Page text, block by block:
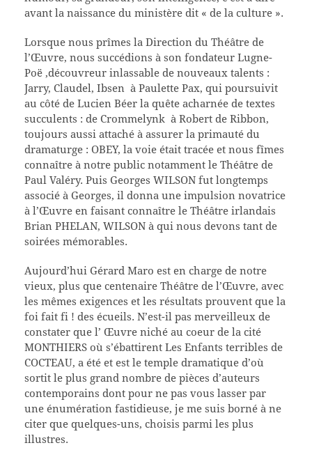
avant la naissance du ministère dit « de la culture ».
Lorsque nous prîmes la Direction du Théâtre de
l’Œuvre, nous succédions à son fondateur Lugne-
Poë ,découvreur inlassable de nouveaux talents :
Jarry, Claudel, Ibsen à Paulette Pax, qui poursuivit
au côté de Lucien Béer la quête acharnée de textes
succulents : de Crommelynk à Robert de Ribbon,
toujours aussi attaché à assurer la primauté du
dramaturge : OBEY, la voie était tracée et nous fîmes
connaître à notre public notamment le Théâtre de
Paul Valéry. Puis Georges WILSON fut longtemps
associé à Georges, il donna une impulsion novatrice
à l’Œuvre en faisant connaître le Théâtre irlandais
Brian PHELAN, WILSON à qui nous devons tant de
soirées mémorables.
Aujourd’hui Gérard Maro est en charge de notre
vieux, plus que centenaire Théâtre de l’Œuvre, avec
les mêmes exigences et les résultats prouvent que la
foi fait fi ! des écueils. N’est-il pas merveilleux de
constater que l’ Œuvre niché au coeur de la cité
MONTHIERS où s’ébattirent Les Enfants terribles de
COCTEAU, a été et est le temple dramatique d’où
sortit le plus grand nombre de pièces d’auteurs
contemporains dont pour ne pas vous lasser par
une énumération fastidieuse, je me suis borné à ne
citer que quelques-uns, choisis parmi les plus
illustres.